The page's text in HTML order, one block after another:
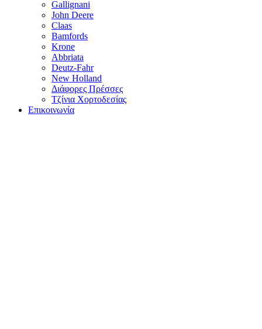
Gallignani
John Deere
Claas
Bamfords
Krone
Abbriata
Deutz-Fahr
New Holland
Διάφορες Πρέσσες
Τζίνια Χορτοδεσίας
Επικοινωνία